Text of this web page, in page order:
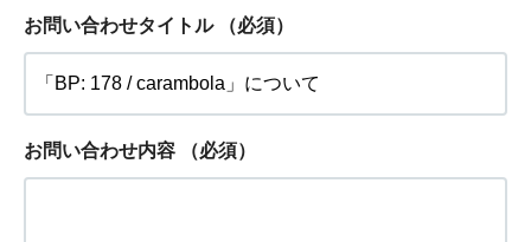
お問い合わせタイトル （必須）
お問い合わせ内容 （必須）